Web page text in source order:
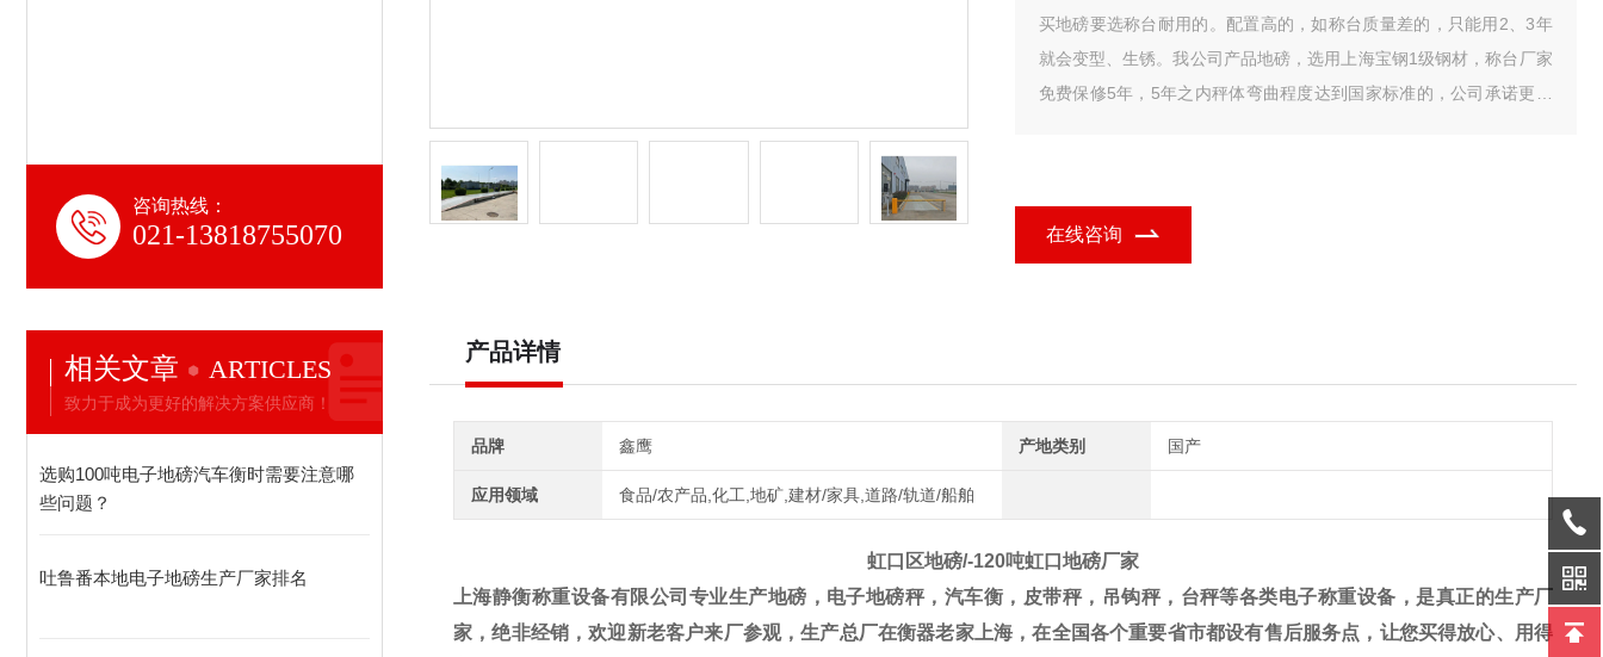
咨询热线：
021-13818755070
相关文章 ARTICLES
致力于成为更好的解决方案供应商！
选购100吨电子地磅汽车衡时需要注意哪
些问题？
吐鲁番本地电子地磅生产厂家排名
买地磅要选称台耐用的。配置高的，如称台质量差的，只能用2、3年
就会变型、生锈。我公司产品地磅，选用上海宝钢1级钢材，称台厂家
免费保修5年，5年之内秤体弯曲程度达到国家标准的，公司承诺更换
在线咨询
产品详情
品牌 鑫鹰 产地类别 国产
应用领域 食品/农产品,化工,地矿,建材/家具,道路/轨道/船舶
虹口区地磅/-120吨虹口地磅厂家
上海静衡称重设备有限公司 专业生产地磅，电子地磅秤，汽车衡，皮带秤，吊钩秤，台秤等各类电子称重设备，是真正的生产厂
家，绝非经销，欢迎新老客户来厂参观，生产总厂在衡器老家上海，在全国各个重要省市都设有售后服务点，让您买得放心、用得